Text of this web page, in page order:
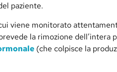
paziente.
viene monitorato
la rimozione dell’intera
(che colpisce la